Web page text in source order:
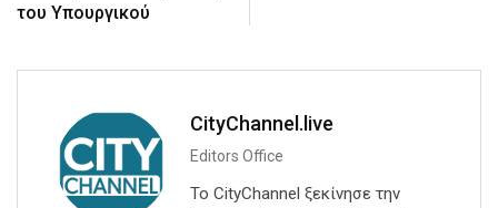
του Υπουργικού
CityChannel.live
Editors Office
Το CityChannel ξεκίνησε την